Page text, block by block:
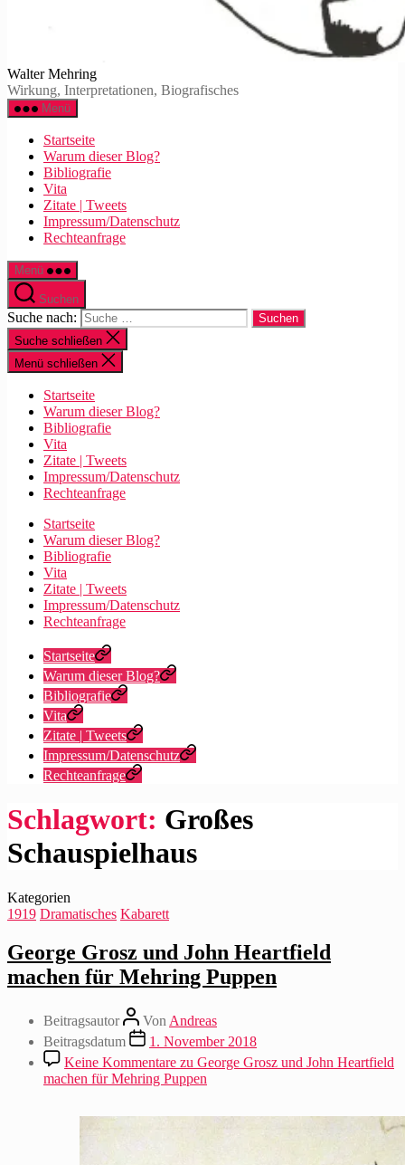
Walter Mehring
Wirkung, Interpretationen, Biografisches
Menü
Startseite
Warum dieser Blog?
Bibliografie
Vita
Zitate | Tweets
Impressum/Datenschutz
Rechteanfrage
Menü
Suchen
Suche nach:
Suche schließen
Menü schließen
Startseite
Warum dieser Blog?
Bibliografie
Vita
Zitate | Tweets
Impressum/Datenschutz
Rechteanfrage
Startseite
Warum dieser Blog?
Bibliografie
Vita
Zitate | Tweets
Impressum/Datenschutz
Rechteanfrage
Startseite
Warum dieser Blog?
Bibliografie
Vita
Zitate | Tweets
Impressum/Datenschutz
Rechteanfrage
Schlagwort: Großes
Schauspielhaus
Kategorien
1919 Dramatisches Kabarett
George Grosz und John Heartfield
machen für Mehring Puppen
Beitragsautor Von Andreas
Beitragsdatum
1. November 2018
Keine Kommentare zu George Grosz und John Heartfield
machen für Mehring Puppen